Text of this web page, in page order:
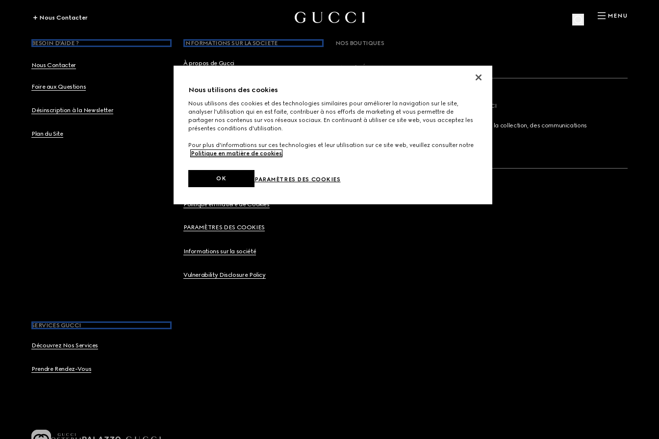
Nous Contacter MENU
BESOIN D'AIDE ?
Nous Contacter
Foire aux Questions
Désinscription à la Newsletter
Plan du Site
INFORMATIONS SUR LA SOCIETE
À propos de Gucci
Gucci Equilibrium
Code éthique
Carrières
Juridique
Politique de Confidentialité
Politique en matière de Cookies
PARAMÈTRES DES COOKIES
Informations sur la société
Vulnerability Disclosure Policy
SERVICES GUCCI
Découvrez Nos Services
Prendre Rendez-Vous
NOS BOUTIQUES
PAYS/RÉGION, VILLE
INSCRIVEZ-VOUS POUR SUIVRE L’ACTUALITÉ DE GUCCI
Recevez des informations exclusives sur le lancement de la collection, des communications
Nous utilisons des cookies
Nous utilisons des cookies et des technologies similaires pour améliorer la navigation sur le site,
analyser l'utilisation qui en est faite, contribuer à nos efforts de marketing et vous permettre de
partager nos contenus sur vos réseaux sociaux. En continuant à utiliser ce site web, vous acceptez les
présentes conditions d'utilisation.
Pour plus d'informations sur ces technologies et leur utilisation sur ce site web, veuillez consulter notre
Politique en matière de cookies.
PARAMÈTRES DES COOKIES
OK